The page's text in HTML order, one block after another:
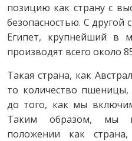
позицию как страну с
безопасностью. С другой
Египет, крупнейший в
производят всего около
Такая страна, как
то количество
до того, как мы
Таким образом, мы
положении как